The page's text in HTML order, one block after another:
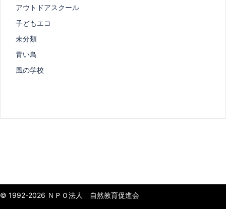
アウトドアスクール
子どもエコ
未分類
青い鳥
風の学校
© 1992-2026 ＮＰＯ法人 自然教育促進会